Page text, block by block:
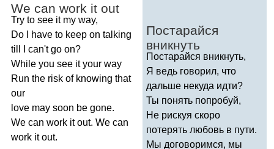
We can work it out
Try to see it my way,
Do
have to keep on talking
till
can't go on?
While you see it your way
Run the risk of knowing that
our
love may soon be gone.
We can work it out. We can
work it out.
Постарайся
вникнуть
Постарайся вникнуть,
Я ведь говорил, что
дальше некуда идти?
Ты понять попробуй,
Не рискуя скоро
потерять любовь в пути.
Мы договоримся, мы